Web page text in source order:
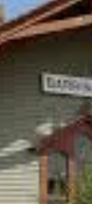
de l’eau